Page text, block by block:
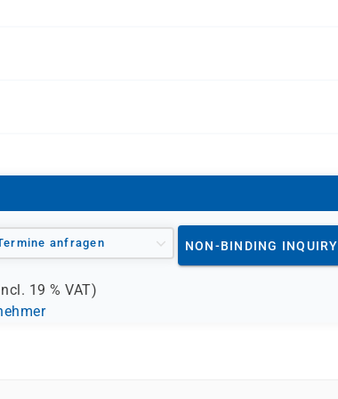
TCP/IP, UDP und DNS
Infrastructure (PKI)
Kurs
anfragen NON-BINDING INQUIRY
19 % VAT)